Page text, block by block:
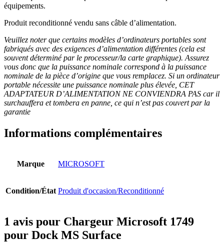
équipements.
Produit reconditionné vendu sans câble d’alimentation.
Veuillez noter que certains modèles d’ordinateurs portables sont
fabriqués avec des exigences d’alimentation différentes (cela est
souvent déterminé par le processeur/la carte graphique). Assurez
vous donc que la puissance nominale correspond à la puissance
nominale de la pièce d’origine que vous remplacez. Si un ordinateur
portable nécessite une puissance nominale plus élevée, CET
ADAPTATEUR D’ALIMENTATION NE CONVIENDRA PAS car il
surchauffera et tombera en panne, ce qui n’est pas couvert par la
garantie
Informations complémentaires
Marque MICROSOFT
Condition/État Produit d'occasion/Reconditionné
1 avis pour Chargeur Microsoft 1749
pour Dock MS Surface